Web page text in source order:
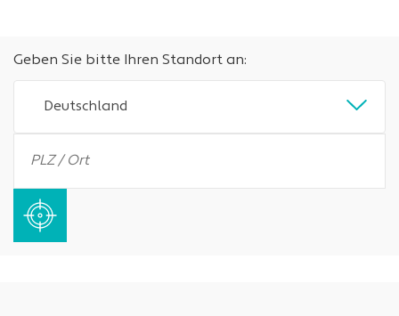
Geben Sie bitte Ihren Standort an:
Deutschland